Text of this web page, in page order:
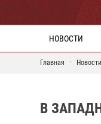
НОВОСТИ
Главная Новости
В